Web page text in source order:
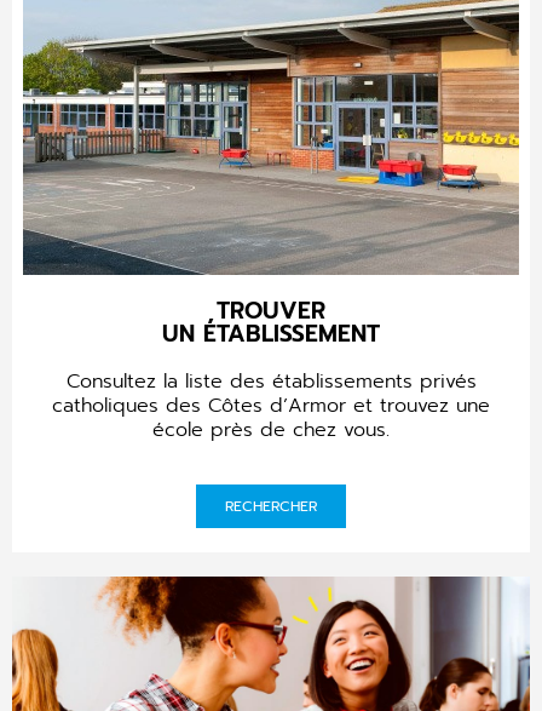
TROUVER
UN ÉTABLISSEMENT
Consultez la liste des établissements privés
catholiques des Côtes d’Armor et trouvez une
école près de chez vous.
RECHERCHER